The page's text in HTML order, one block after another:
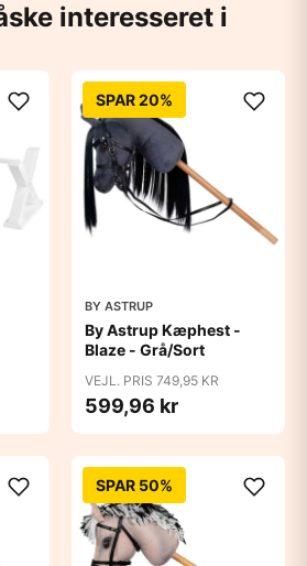
interesseret i
SPAR 20%
BY ASTRUP
By Astrup Kæphest -
Blaze - Grå/Sort
VEJL. PRIS 749,95 KR
599,96 kr
SPAR 50%